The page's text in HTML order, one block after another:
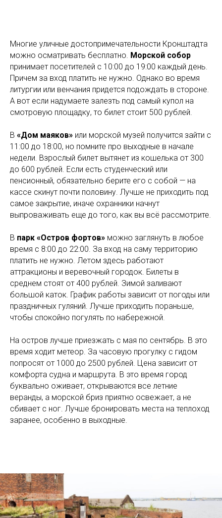
Многие уличные достопримечательности Кронштадта
можно осматривать бесплатно. Морской собор
принимает посетителей с 10:00 до 19:00 каждый день.
Причем за вход платить не нужно. Однако во время
литургии или венчания придется подождать в стороне.
А вот если надумаете залезть под самый купол на
смотровую площадку, то билет стоит 500 рублей.
В «Дом маяков» или морской музей получится зайти с
11:00 до 18:00, но помните про выходные в начале
недели. Взрослый билет вытянет из кошелька от 300
до 600 рублей. Если есть студенческий или
пенсионный, обязательно берите его с собой — на
кассе скинут почти половину. Лучше не приходить под
самое закрытие, иначе охранники начнут
выпроваживать еще до того, как вы всё рассмотрите.
В парк «Остров фортов» можно заглянуть в любое
время с 8:00 до 22:00. За вход на саму территорию
платить не нужно. Летом здесь работают
аттракционы и веревочный городок. Билеты в
среднем стоят от 400 рублей. Зимой заливают
большой каток. График работы зависит от погоды или
праздничных гуляний. Лучше приходить пораньше,
чтобы спокойно погулять по набережной.
На остров лучше приезжать с мая по сентябрь. В это
время ходит метеор. За часовую прогулку с гидом
попросят от 1000 до 2500 рублей. Цена зависит от
комфорта судна и маршрута. В это время город
буквально оживает, открываются все летние
веранды, а морской бриз приятно освежает, а не
сбивает с ног. Лучше бронировать места на теплоход
заранее, особенно в выходные.